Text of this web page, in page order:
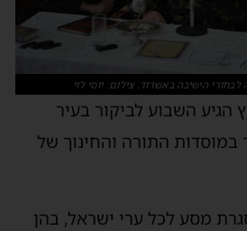
לבחורי הישיבה באשדוד. צילום: יוסי לוי
הגיע השבוע לביקור בעיר
במוסדות התורה והחינוך של
מסע לכל ערי ישראל, בהן